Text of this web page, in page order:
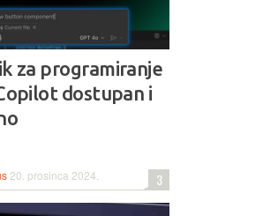
za programiranje
dostupan i
20. prosinca 2024. 3